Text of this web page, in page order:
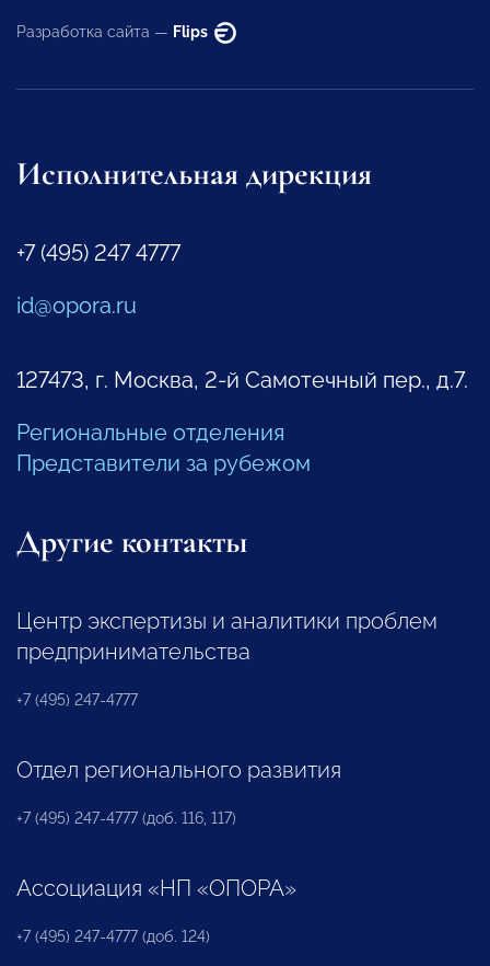
Разработка сайта — Flips
Исполнительная дирекция
+7 (495) 247 4777
id@opora.ru
127473, г. Москва, 2-й Самотечный пер., д.7.
Региональные отделения
Представители за рубежом
Другие контакты
Центр экспертизы и аналитики проблем
предпринимательства
+7 (495) 247-4777
Отдел регионального развития
+7 (495) 247-4777 (доб. 116, 117)
Ассоциация «НП «ОПОРА»
+7 (495) 247-4777 (доб. 124)